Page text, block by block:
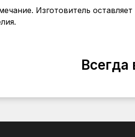
Изготовитель
Всегда